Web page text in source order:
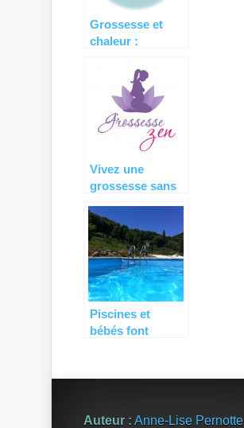
Grossesse et
chaleur :
conseils pour
profiter de l’été
enceinte…
Vivez une
grossesse sans
sophrologie de
Grossesse Zen !
Piscines et
bébés font
Auteur : Anne-Lise Pernotte